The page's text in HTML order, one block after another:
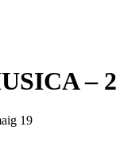
–
19